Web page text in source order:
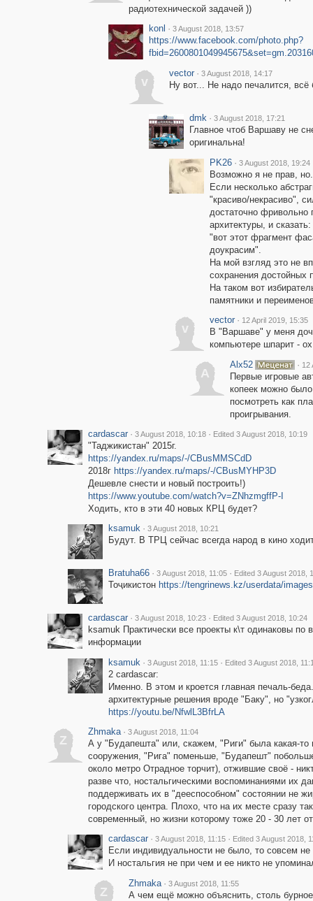
радиотехнической задачей ))
konl · 3 August 2018, 13:57
https://www.facebook.com/photo.php?
v
vector · 3 August 2018, 14:17
Ну вот... Не надо печалится, всё
dmk · 3 August 2018, 17:21
Главное чтоб Варшаву не
оригинальна!
PK26 · 3 August 2018, 19:24
Возможно я не прав,
Если несколько
"красиво/некрасиво",
достаточно фривольно
архитектуры, и сказать:
"вот этот фрагмент
доукрасим".
На мой взгляд это не
сохранения достойных
На таком вот
памятники и
v
vector · 12 April 2019, 15:35
В "Варшаве" у меня
компьютере шпарит -
A
Alx52 · 12
Первые игровые
копеек можно
посмотреть как
проигрывания.
cardascar · 3 August 2018, 10:18 · Edited 3 August 2018, 10:19
"Таджикистан" 2015г.
https://yandex.ru/maps/-/CBusMMSCdD
2018г https://yandex.ru/maps/-/CBusMYHP3D
Дешевле снести и новый построить!)
https://www.youtube.com/watch?v=ZNhzmgffP-I
Ходить, кто в эти 40 новых КРЦ будет?
ksamuk · 3 August 2018, 10:21
Будут. В ТРЦ сейчас всегда народ в кино
Bratuha66 · 3 August 2018, 11:05 · Edited 3 August 2018,
Тоҷикистон https://tengrinews.kz/userdata/
cardascar · 3 August 2018, 10:23 · Edited 3 August 2018, 10:24
ksamuk Практически все проекты к\т одинаковы
информации
ksamuk · 3 August 2018, 11:15 · Edited 3 August 2018,
2 cardascar:
Именно. В этом и кроется главная печаль-
архитектурные решения вроде "Баку", но
https://youtu.be/NfwlL3BfrLA
Z
Zhmaka · 3 August 2018, 11:04
А у "Будапешта" или, скажем, "Риги" была какая-то
сооружения, "Рига" поменьше, "Будапешт"
около метро Отрадное торчит), отжившие своё -
разве что, ностальгическими воспоминаниями их
поддерживать их в "дееспособном" состоянии не
городского центра. Плохо, что на их месте сразу
современный, но жизни которому тоже 20 - 30 лет
cardascar · 3 August 2018, 11:15 · Edited 3 August 2018,
Если индивидуальности не было, то совсем
И ностальгия не при чем и ее никто не
Z
Zhmaka · 3 August 2018, 11:55
А чем ещё можно объяснить, столь